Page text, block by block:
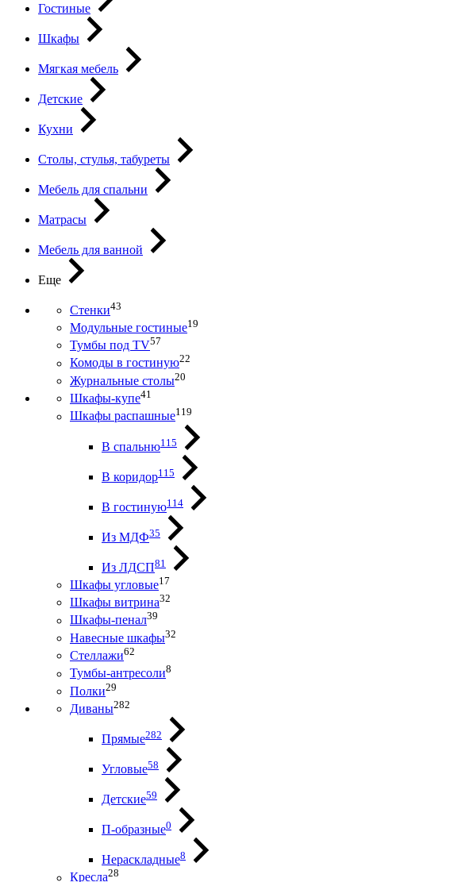
Гостиные
Шкафы
Мягкая мебель
Детские
Кухни
Столы, стулья, табуреты
Мебель для спальни
Матрасы
Мебель для ванной
Еще
Стенки43
Модульные гостиные19
Тумбы под ТV57
Комоды в гостиную22
Журнальные столы20
Шкафы-купе41
Шкафы распашные119
В спальню115
В коридор115
В гостиную114
Из МДФ35
Из ЛДСП81
Шкафы угловые17
Шкафы витрина32
Шкафы-пенал39
Навесные шкафы32
Стеллажи62
Тумбы-антресоли8
Полки29
Диваны282
Прямые282
Угловые58
Детские59
П-образные0
Нераскладные8
Кресла28